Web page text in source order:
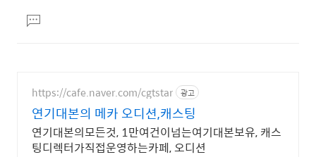
문댓
글
https://cafe.naver.com/cgtstar 광고
연기대본의 메카 오디션,캐스팅
연기대본의모든것, 1만여건이넘는여기대본보유, 캐스
팅디렉터가직접운영하는카페, 오디션